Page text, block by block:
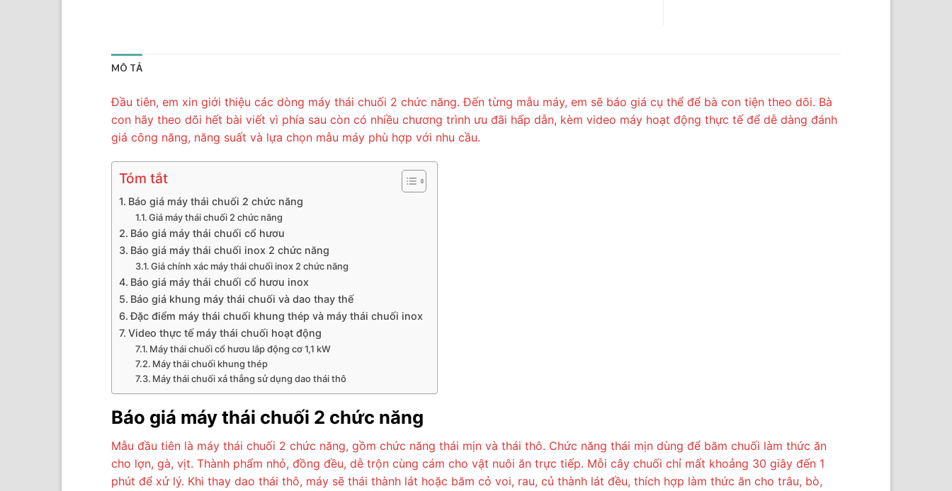
MÔ TẢ
Đầu tiên, em xin giới thiệu các dòng máy thái chuối 2 chức năng. Đến từng mẫu máy, em sẽ báo giá cụ thể để bà con tiện theo dõi. Bà
con hãy theo dõi hết bài viết vì phía sau còn có nhiều chương trình ưu đãi hấp dẫn, kèm video máy hoạt động thực tế để dễ dàng đánh
giá công năng, năng suất và lựa chọn mẫu máy phù hợp với nhu cầu.
Tóm tắt
Báo giá máy thái chuối 2 chức năng
Giá máy thái chuối 2 chức năng
Báo giá máy thái chuối cổ hươu
Báo giá máy thái chuối inox 2 chức năng
Giá chính xác máy thái chuối inox 2 chức năng
Báo giá máy thái chuối cổ hươu inox
Báo giá khung máy thái chuối và dao thay thế
Đặc điểm máy thái chuối khung thép và máy thái chuối inox
Video thực tế máy thái chuối hoạt động
Máy thái chuối cổ hươu lắp động cơ 1,1 kW
Máy thái chuối khung thép
Máy thái chuối xả thẳng sử dụng dao thái thô
Báo giá máy thái chuối 2 chức năng
Mẫu đầu tiên là máy thái chuối 2 chức năng, gồm chức năng thái mịn và thái thô. Chức năng thái mịn dùng để băm chuối làm thức ăn
cho lợn, gà, vịt. Thành phẩm nhỏ, đồng đều, dễ trộn cùng cám cho vật nuôi ăn trực tiếp. Mỗi cây chuối chỉ mất khoảng 30 giây đến 1
phút để xử lý. Khi thay dao thái thô, máy sẽ thái thành lát hoặc băm cỏ voi, rau, củ thành lát đều, thích hợp làm thức ăn cho trâu, bò,